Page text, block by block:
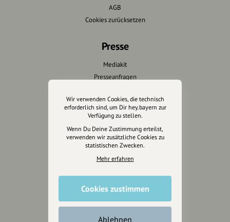
AGB
Cookies zurücksetzen
Presse
Mediakit
Presseanfragen
Wir unterstützen Euch
Fotografie & mehr
Marketing
Design & Branding
Unterstütze
Wir verwenden Cookies, die technisch
erforderlich sind, um Dir hey.bayern zur
Verfügung zu stellen.
Wenn Du Deine Zustimmung erteilst,
verwenden wir zusätzliche Cookies zu
statistischen Zwecken.
Mehr erfahren
Cookies zustimmen
Ablehnen